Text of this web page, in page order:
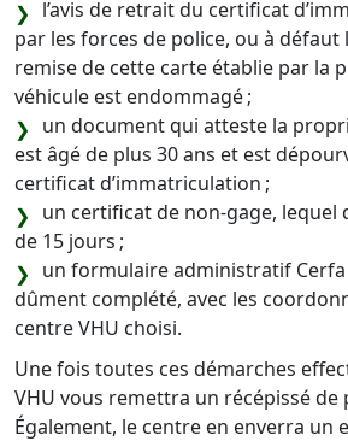
l’avis de retrait du certificat
par les forces de police, ou à défaut
remise de cette carte établie par la
véhicule est endommagé ;
un document qui atteste la
est âgé de plus 30 ans et est
certificat d’immatriculation ;
un certificat de non-gage, lequel
de 15 jours ;
un formulaire administratif Cerfa
dûment complété, avec les
centre VHU choisi.
Une fois toutes ces démarches
VHU vous remettra un récépissé de
Également, le centre en enverra un